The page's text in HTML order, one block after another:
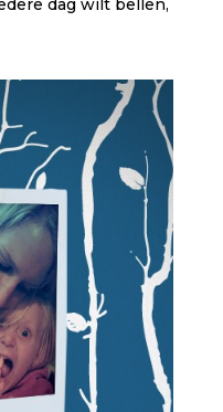
dag wilt bellen,